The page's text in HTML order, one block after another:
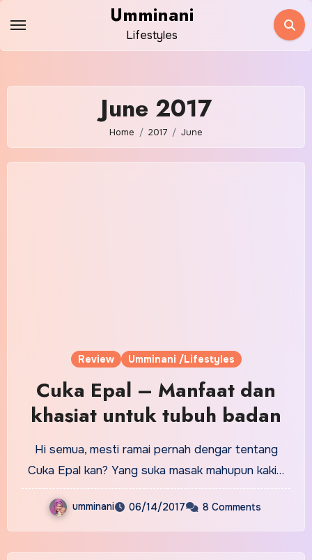
content
Umminani
Lifestyles
June 2017
Home 2017 June
Review Umminani /Lifestyles
Cuka Epal – Manfaat dan
khasiat untuk tubuh badan
Hi semua, mesti ramai pernah dengar tentang
Cuka Epal kan? Yang suka masak mahupun kaki…
umminani 06/14/2017 8 Comments